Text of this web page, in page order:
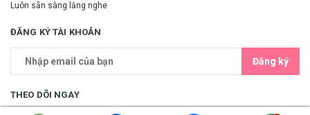
Luôn sẵn sàng lắng nghe
ĐĂNG KÝ TÀI KHOẢN
Đăng ký
THEO DÕI NGAY